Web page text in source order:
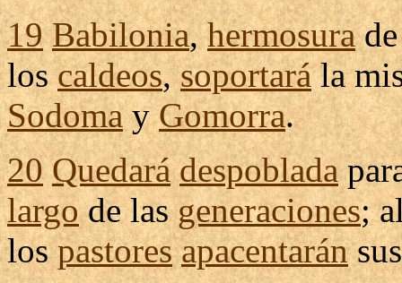
19 Babilonia,hermosura
loscaldeos,soportarála
SodomayGomorra.
20 Quedará despoblada
largode lasgeneraciones;
lospastores apacentarán